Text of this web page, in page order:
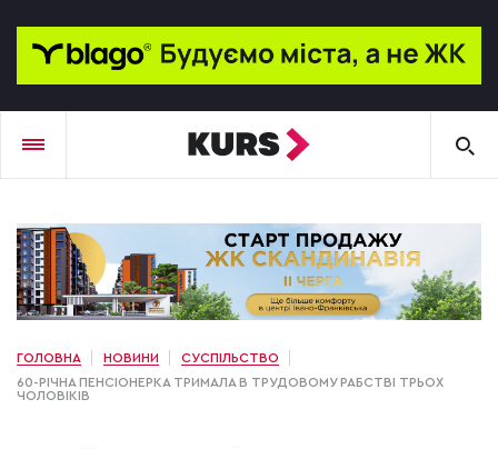
ГОЛОВНА НОВИНИ
СУСПІЛЬСТВО
60-РІЧНА ПЕНСІОНЕРКА ТРИМАЛА В ТРУДОВОМУ РАБСТВІ ТРЬОХ
ЧОЛОВІКІВ